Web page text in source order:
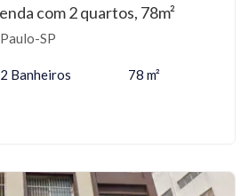
com 2 quartos, 78m²
SP
2 Banheiros 78 m²